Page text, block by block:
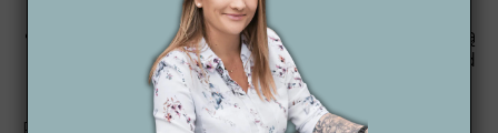
oczekiwaniami.
Wsparcie po projektowe – oferujemy dodatkową
pomoc po zakończeniu projektu, aby Twój ogród
był piękny i funkcjonalny przez wiele lat.